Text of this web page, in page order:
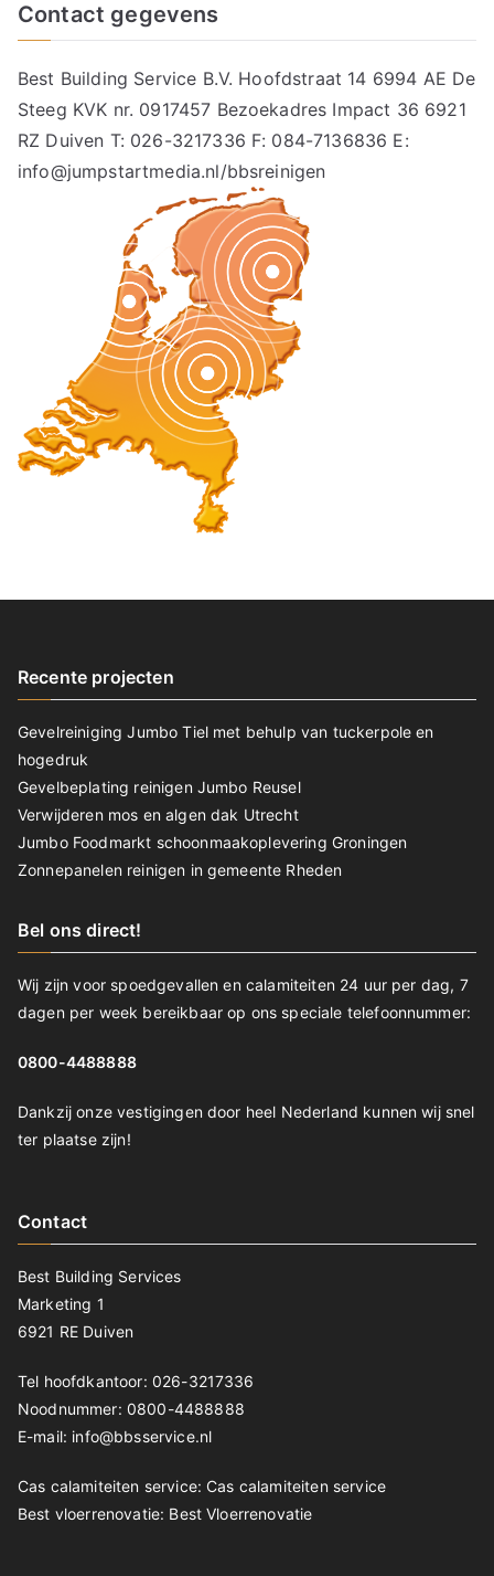
Contact gegevens
Best Building Service B.V. Hoofdstraat 14 6994 AE De
Steeg KVK nr. 0917457 Bezoekadres Impact 36 6921
RZ Duiven T: 026-3217336 F: 084-7136836 E:
info@jumpstartmedia.nl/bbsreinigen
Recente projecten
Gevelreiniging Jumbo Tiel met behulp van tuckerpole en
hogedruk
Gevelbeplating reinigen Jumbo Reusel
Verwijderen mos en algen dak Utrecht
Jumbo Foodmarkt schoonmaakoplevering Groningen
Zonnepanelen reinigen in gemeente Rheden
Bel ons direct!
Wij zijn voor spoedgevallen en calamiteiten 24 uur per dag, 7
dagen per week bereikbaar op ons speciale telefoonnummer:
0800-4488888
Dankzij onze vestigingen door heel Nederland kunnen wij snel
ter plaatse zijn!
Contact
Best Building Services
Marketing 1
6921 RE Duiven
Tel hoofdkantoor: 026-3217336
Noodnummer: 0800-4488888
E-mail: info@bbsservice.nl
Cas calamiteiten service: Cas calamiteiten service
Best vloerrenovatie: Best Vloerrenovatie